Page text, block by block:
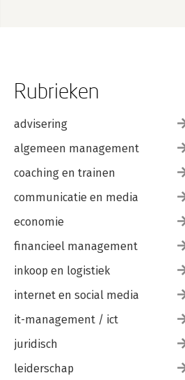
Rubrieken
advisering
algemeen management
coaching en trainen
communicatie en media
economie
financieel management
inkoop en logistiek
internet en social media
it-management / ict
juridisch
leiderschap